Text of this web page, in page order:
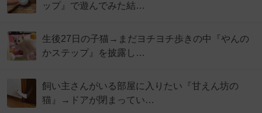
ップ』で遊んでみた結…
生後27日の子猫→まだヨチヨチ歩きの中『やんの
かステップ』を披露し…
飼い主さんがいる部屋に入りたい『甘えん坊の
猫』→ドアが閉まってい…